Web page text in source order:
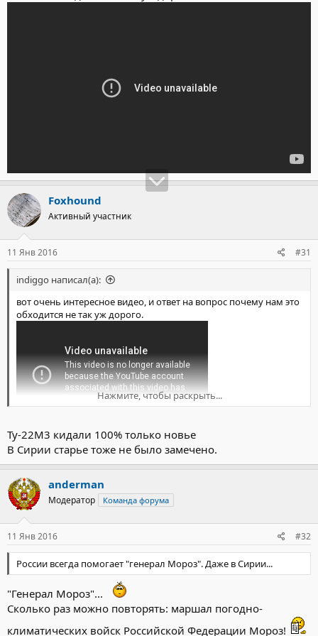
Foxhound
Активный участник
11 Янв 2016 #31
indiggo написал(а):
вот очень интересное видео, и ответ на вопрос почему нам это
обходится не так уж дорого.
Нажмите, чтобы раскрыть...
Ту-22М3 кидали 100% только новье
В Сирии старье тоже не было замечено.
anderman
Модератор Команда форума
11 Янв 2016 #32
России всегда помогает "генерал Мороз". Даже в Сирии...
"Генерал Мороз"...
Сколько раз можно повторять: маршал погодно-
климатических войск Российской Федерации Мороз!